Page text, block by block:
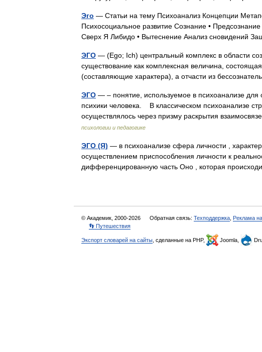
Эго — Статьи на тему Психоанализ Концепции
Психосоциальное развитие Сознание •
Сверх Я Либидо • Вытеснение Анализ сновидений
ЭГО — (Ego; Ich) центральный комплекс в области
существование как комплексная величина,
(составляющие характера), а отчасти из
ЭГО — – понятие, используемое в психоанализе для
психики человека. В классическом психоанализе
осуществлялось через призму раскрытия
психологии и педагогике
ЭГО (Я) — в психоанализе сфера личности ,
осуществлением приспособления личности к
дифференцированную часть Оно , которая
© Академик, 2000-2026 Обратная связь: Техподдержка Реклама
👣 Путешествия
Экспорт словарей на сайты , сделанные на PHP, Joomla,